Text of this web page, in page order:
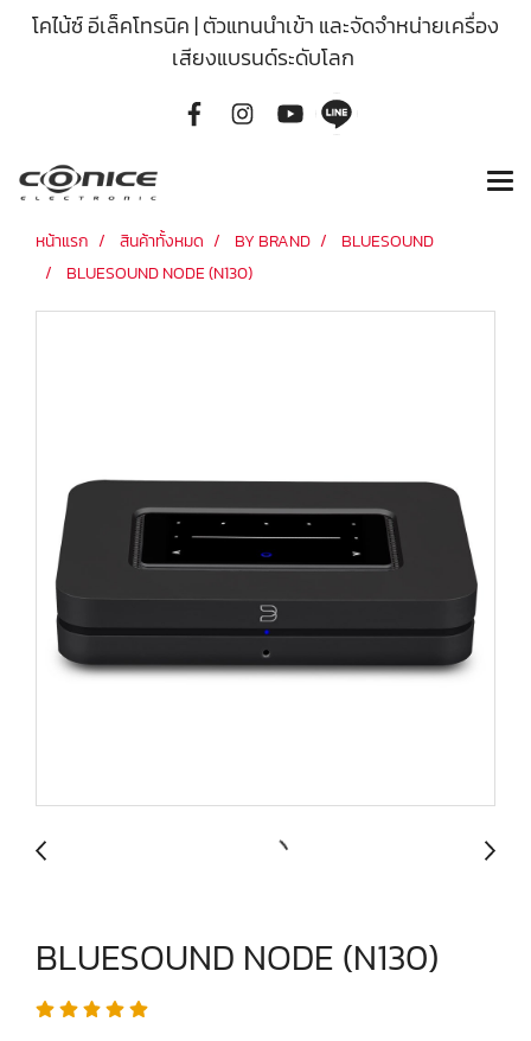
โคไน้ซ์ อีเล็คโทรนิค | ตัวแทนนำเข้า และจัดจำหน่ายเครื่อง
เสียงแบรนด์ระดับโลก
หน้าแรก สินค้าทั้งหมด BY BRAND
BLUESOUND
BLUESOUND NODE (N130)
BLUESOUND NODE (N130)